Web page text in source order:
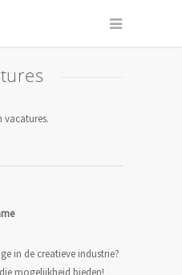
vacatures.
in de creatieve industrie?
mogelijkheid bieden!